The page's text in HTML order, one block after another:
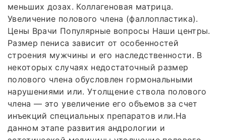
меньших дозах. Коллагеновая матрица.
Увеличение полового члена (фаллопластика).
Цены Врачи Популярные вопросы Наши центры.
Размер пениса зависит от особенностей
строения мужчины и его наследственности. В
некоторых случаях недостаточный размер
полового члена обусловлен гормональными
нарушениями или. Утолщение ствола полового
члена — это увеличение его объемов за счет
инъекций специальных препаратов или.На
данном этапе развития андрологии и